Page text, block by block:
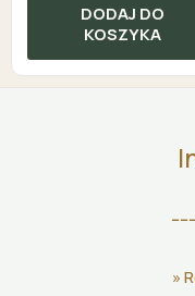
DODAJ DO
KOSZYKA
»